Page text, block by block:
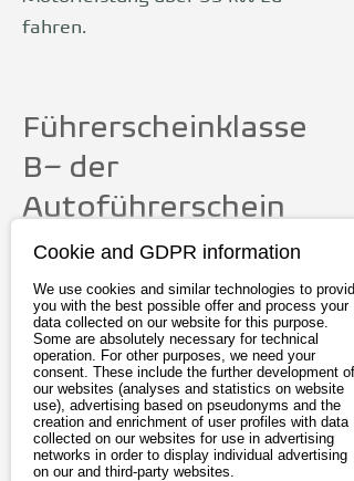
fahren.
Führerscheinklasse
B– der
Autoführerschein
Der B-Führerschein ist am
beinhaltet die Fahrerlaubnis
fürAu tosbis zu 3,5 Tonnen.
Mindestalter ist hier 18 Jahre
(Ausnahme: BF17 erlaubt das
begleitete Fahren für Personen ab
17 Jahren). Eingeschlossen sind
Cookie and GDPR information
We use cookies and similar technologies to provide
you with the best possible offer and process your
data collected on our website for this purpose.
Some are absolutely necessary for technical
operation. For other purposes, we need your
consent. These include the further development of
our websites (analyses and statistics on website
use), advertising based on pseudonyms and the
creation and enrichment of user profiles with data
collected on our websites for use in advertising
networks in order to display individual advertising
on our and third-party websites.